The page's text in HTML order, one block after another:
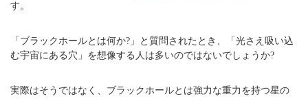
す。
「ブラックホールとは何か?」と質問されたとき、「光さえ吸い込
む宇宙にある穴」を想像する人は多いのではないでしょうか?
実際はそうではなく、ブラックホールとは強力な重力を持つ星の